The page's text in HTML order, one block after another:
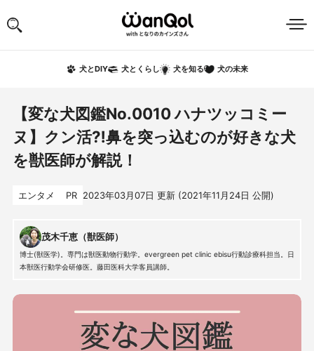
犬とDIY 犬とくらし 犬を知る 犬の未来
【変な犬図鑑No.0010 ハナツッコミー
ヌ】クン活⁈鼻を突っ込むのが好きな犬
を獣医師が解説！
エンタメ PR 2023年03月07日 更新 (2021年11月24日 公開)
茂木千恵（獣医師）
博士(獣医学)。専門は獣医動物行動学。evergreen pet clinic ebisu行動診療科担当。日
本獣医行動学会研修医。藤田医科大学客員講師。